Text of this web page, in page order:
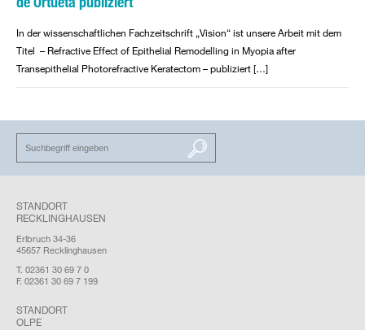
In der wissenschaftlichen Fachzeitschrift „Vision“ ist unsere Arbeit mit dem
Titel – Refractive Effect of Epithelial Remodelling in Myopia after
Transepithelial Photorefractive Keratectom – publiziert […]
SUCHEN
STANDORT
RECKLINGHAUSEN
Erlbruch 34-36
45657 Recklinghausen
T. 02361 30 69 7 0
F. 02361 30 69 7 199
STANDORT
OLPE